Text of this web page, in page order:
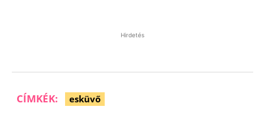
Hirdetés
CÍMKÉK: esküvő